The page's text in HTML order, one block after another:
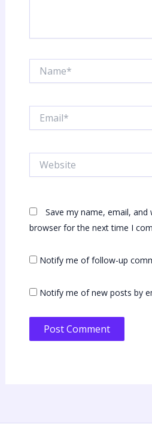
Save my name, email, and
browser for the next time I
Notify me of follow-up
Notify me of new posts by